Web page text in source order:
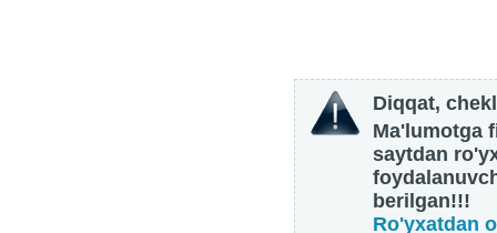
Diqqat,
Ma'lumotga
saytdan
berilgan!!!
Ro'yxatdan